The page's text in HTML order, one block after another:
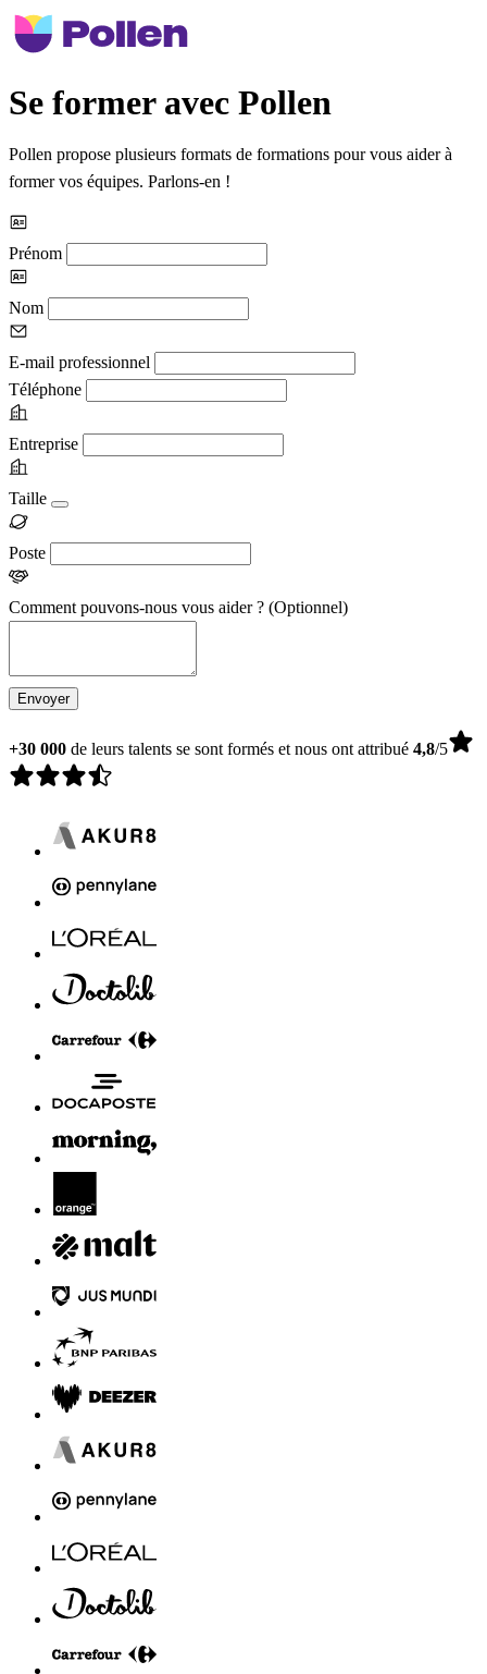
Se former avec Pollen
Pollen propose plusieurs formats de formations pour vous aider à
former vos équipes. Parlons-en !
Prénom
Nom
E-mail professionnel
Téléphone
Entreprise
Taille
Poste
Comment pouvons-nous vous aider ? (Optionnel)
Envoyer
+30 000 de leurs talents se sont formés et nous ont attribué 4,8/5